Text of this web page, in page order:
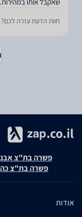
חוות הדעת עזרה לכם?
פשרה בת"צ אבנצ'יק
פשרה בת"צ כהנים
אודות